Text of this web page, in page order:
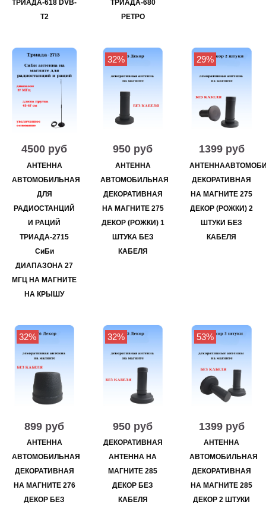
ТРИАДА-618 DVB-
T2
ТРИАДА-680
РЕТРО
4500 руб
АНТЕННА
АВТОМОБИЛЬНАЯ
ДЛЯ
РАДИОСТАНЦИЙ
И РАЦИЙ
ТРИАДА-2715
СиБи
ДИАПАЗОНА 27
МГЦ НА МАГНИТЕ
НА КРЫШУ
32%
950 руб
АНТЕННА
АВТОМОБИЛЬНАЯ
ДЕКОРАТИВНАЯ
НА МАГНИТЕ 275
ДЕКОР (РОЖКИ) 1
ШТУКА БЕЗ
КАБЕЛЯ
29%
1399 руб
ДЕКОРАТИВНАЯ
НА МАГНИТЕ 275
ДЕКОР (РОЖКИ) 2
ШТУКИ БЕЗ
КАБЕЛЯ
32%
899 руб
АНТЕННА
АВТОМОБИЛЬНАЯ
ДЕКОРАТИВНАЯ
НА МАГНИТЕ 276
ДЕКОР БЕЗ
32%
950 руб
ДЕКОРАТИВНАЯ
АНТЕННА НА
МАГНИТЕ 285
ДЕКОР БЕЗ
КАБЕЛЯ
53%
1399 руб
АНТЕННА
АВТОМОБИЛЬНАЯ
ДЕКОРАТИВНАЯ
НА МАГНИТЕ 285
ДЕКОР 2 ШТУКИ